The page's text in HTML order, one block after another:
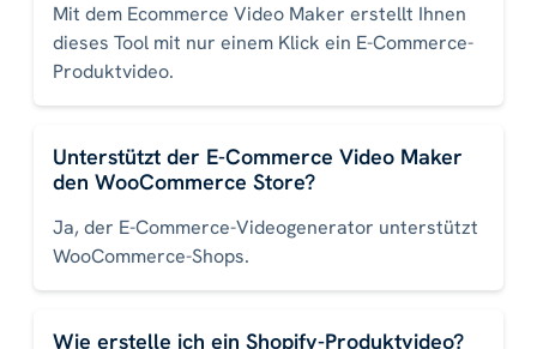
Mit dem Ecommerce Video Maker erstellt Ihnen
dieses Tool mit nur einem Klick ein E-Commerce-
Produktvideo.
Unterstützt der E-Commerce Video Maker
den WooCommerce Store?
Ja, der E-Commerce-Videogenerator unterstützt
WooCommerce-Shops.
Wie erstelle ich ein Shopify-Produktvideo?